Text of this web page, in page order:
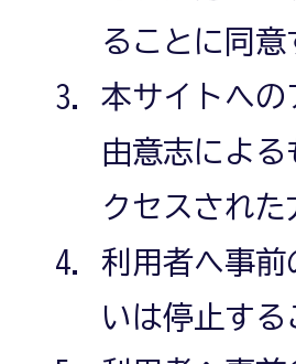
ることに同
本サイトへの
由意志によ
クセスされ
利用者へ事
いは停止す